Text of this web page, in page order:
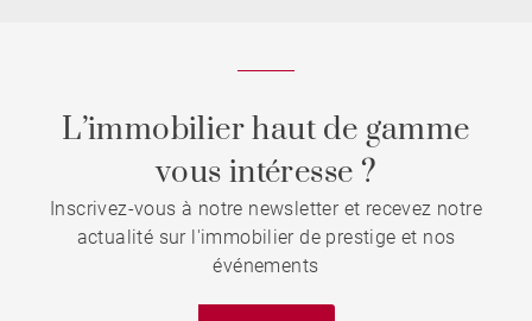
L’immobilier haut de gamme
vous intéresse ?
Inscrivez-vous à notre newsletter et recevez notre
actualité sur l'immobilier de prestige et nos
événements